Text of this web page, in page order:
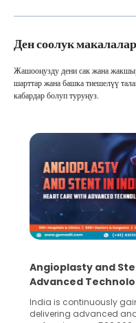
Ден соолук
Жашооңузду дени сак жана
шарттар жана башка тиешелүү
кабардар болуп туруңуз.
Angioplasty and
Advanced
India is continuously
delivering advanced